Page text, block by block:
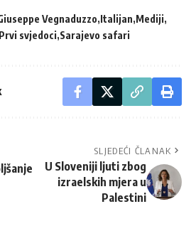
Vegnaduzzo Italijan Mediji
Prvi svjedoci Sarajevo safari
SLJEDEĆI ČLANAK
U Sloveniji ljuti zbog
izraelskih mjera u
Palestini